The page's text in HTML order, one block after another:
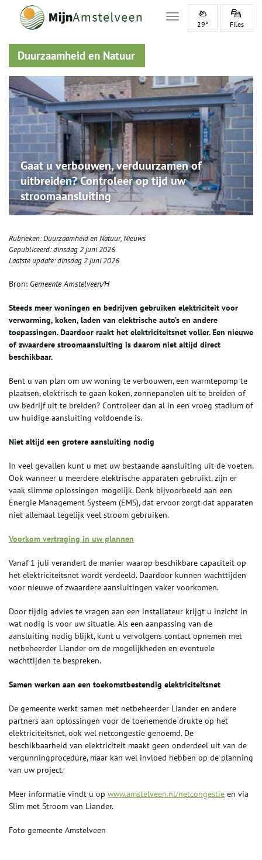
Toggle navigation
29° Files
Duurzaamheid en Natuur
Gaat u verbouwen, verduurzamen of
uitbreiden? Controleer op tijd uw
stroomaansluiting
Rubrieken:Duurzaamheid en Natuur,Nieuws
Gepubliceerd:dinsdag 2 juni 2026
Laatste update:dinsdag 2 juni 2026
Bron: Gemeente Amstelveen/H
Steeds meer woningen en bedrijven gebruiken elektriciteit voor
verwarming, koken, laden van elektrische auto’s en andere
toepassingen. Daardoor raakt het elektriciteitsnet voller. Een nieuwe
of zwaardere stroomaansluiting is daarom niet altijd direct
beschikbaar.
Bent u van plan om uw woning te verbouwen, een warmtepomp te
plaatsen, elektrisch te gaan koken, zonnepanelen uit te breiden of
uw bedrijf uit te breiden? Controleer dan al in een vroeg stadium of
uw huidige aansluiting voldoende is.
Niet altijd een grotere aansluiting nodig
In veel gevallen kunt u met uw bestaande aansluiting uit de voeten.
Ook wanneer u meerdere elektrische apparaten gebruikt, zijn er
vaak slimme oplossingen mogelijk. Denk bijvoorbeeld aan een
Energie Management Systeem (EMS), dat ervoor zorgt dat apparaten
niet allemaal tegelijk veel stroom gebruiken.
Voorkom vertraging in uw plannen
Vanaf 1 juli verandert de manier waarop beschikbare capaciteit op
het elektriciteitsnet wordt verdeeld. Daardoor kunnen wachttijden
voor nieuwe of zwaardere aansluitingen vaker voorkomen.
Door tijdig advies te vragen aan een installateur krijgt u inzicht in
wat nodig is voor uw situatie. Als een aanpassing van de
aansluiting nodig blijkt, kunt u vervolgens contact opnemen met
netbeheerder Liander om de mogelijkheden en eventuele
wachttijden te bespreken.
Samen werken aan een toekomstbestendig elektriciteitsnet
De gemeente werkt samen met netbeheerder Liander en andere
partners aan oplossingen voor de toenemende drukte op het
elektriciteitsnet, ook wel netcongestie genoemd. De
beschikbaarheid van elektriciteit maakt geen onderdeel uit van de
vergunningprocedure, maar kan wel invloed hebben op de planning
van uw project.
Meer informatie vindt u op www.amstelveen.nl/netcongestie en via
Slim met Stroom van Liander.
Foto gemeente Amstelveen